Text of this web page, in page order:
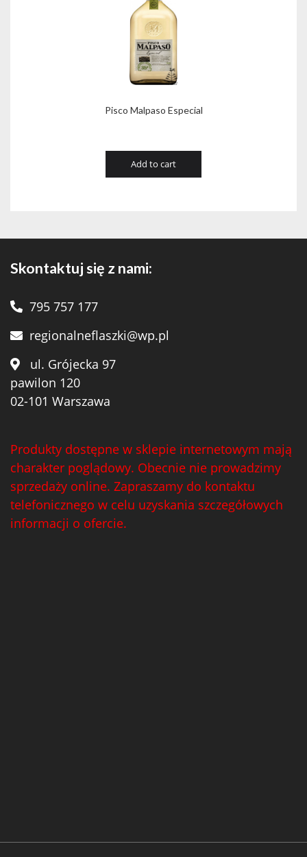
Pisco Malpaso Especial
Add to cart
Skontaktuj się z nami:
795 757 177
regionalneflaszki@wp.pl
ul. Grójecka 97
pawilon 120
02-101 Warszawa
Produkty dostępne w sklepie internetowym mają
charakter poglądowy. Obecnie nie prowadzimy
sprzedaży online. Zapraszamy do kontaktu
telefonicznego w celu uzyskania szczegółowych
informacji o ofercie.